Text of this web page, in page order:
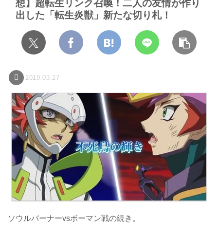
想】超転生リンク召喚！二人の友情が作り
出した「転生炎獣」新たな切り札！
2019.03.27
ソウルバーナーvsボーマン戦の続き。